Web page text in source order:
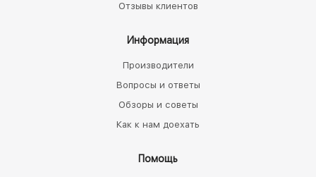
Отзывы клиентов
Информация
Производители
Вопросы и ответы
Обзоры и советы
Как к нам доехать
Помощь